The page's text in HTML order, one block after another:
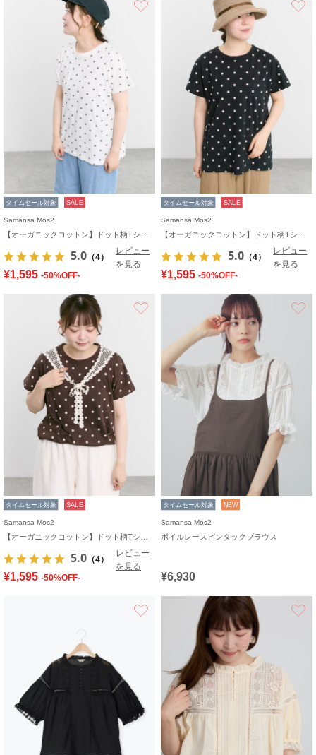
タイムセール対象 SALE
Samansa Mos2
5.0 （4）
レビュー
を見る
¥1,595 -50%OFF-
タイムセール対象 SALE
Samansa Mos2
5.0 （4）
レビュー
を見る
¥1,595 -50%OFF-
タイムセール対象 SALE
Samansa Mos2
5.0 （4）
レビュー
を見る
¥1,595 -50%OFF-
タイムセール対象 NEW
Samansa Mos2
ボイルレースピンタックブラウス
¥6,930